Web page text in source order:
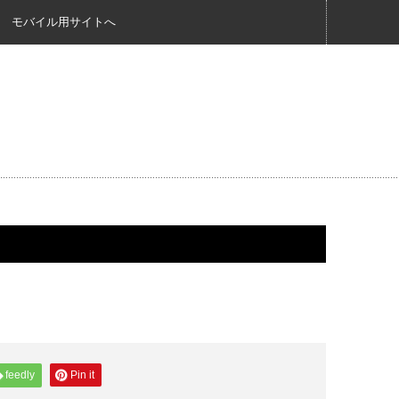
モバイル用サイトへ
feedly Pin it